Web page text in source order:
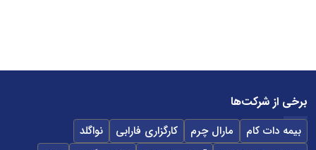
برخی از شرکت‌ها
بیمه دات کام مارال چرم کارگزاری فارابی
نواگلد